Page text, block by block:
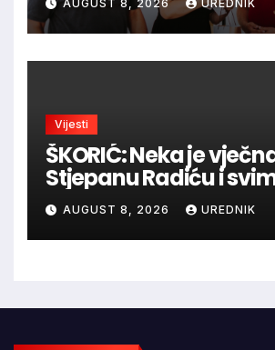
AUGUST 8, 2026 UREDNIK
Vijesti
ŠKORIĆ: Neka je
Stjepanu Radiću i
hrvatskim velikanima,
vječna zahvalnost
braniteljima
AUGUST 8, 2026 UREDNIK